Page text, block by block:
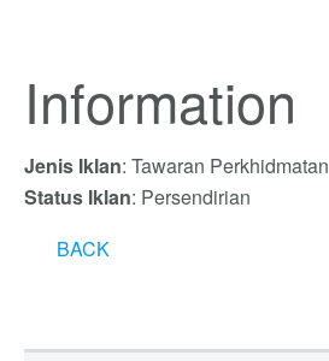
Information
Jenis Iklan: Tawaran Perkhidmatan
Status Iklan: Persendirian
BACK